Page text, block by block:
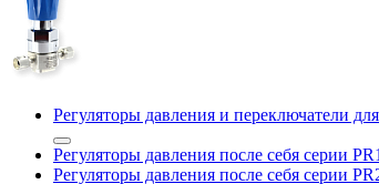
Регуляторы давления и переключатели
Регуляторы давления после себя серии PR1
Регуляторы давления после себя серии